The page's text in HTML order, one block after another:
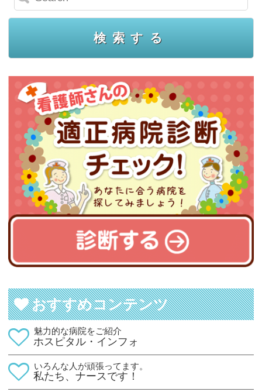
おすすめコンテンツ
魅力的な病院をご紹介
ホスピタル・インフォ
いろんな人が頑張ってます。
私たち、ナースです！